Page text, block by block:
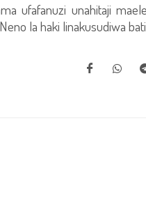
ufafanuzi unahitaji
la haki linakusudiwa